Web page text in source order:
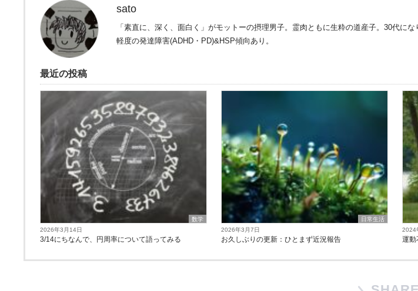
sato
「素直に、深く、面白く」がモットーの摂理男子。霊肉ともに生粋の道産子。30代に
軽度の発達障害(ADHD・PD)&HSP傾向あり。
最近の投稿
数学
2026年3月14日
3/14にちなんで、円周率について語ってみる
日常生活
2026年3月7日
お久しぶりの更新：ひとまず近況報告
2024
運動